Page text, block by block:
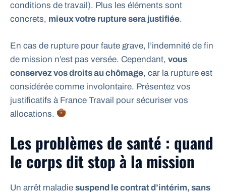
conditions de travail). Plus les éléments sont
concrets, mieuxvotre rupture sera justifiée.
En cas de rupture pour faute grave, l’indemnité de fin
de mission n’est pas versée. Cependant, vous
conservez vos droits au chômage, car la rupture est
considérée comme involontaire. Présentez vos
justificatifs à France Travail pour sécuriser vos
allocations.
Les problèmes de santé : quand
le corps dit stop à la mission
Un arrêt maladie suspend le contrat d’intérim, sans